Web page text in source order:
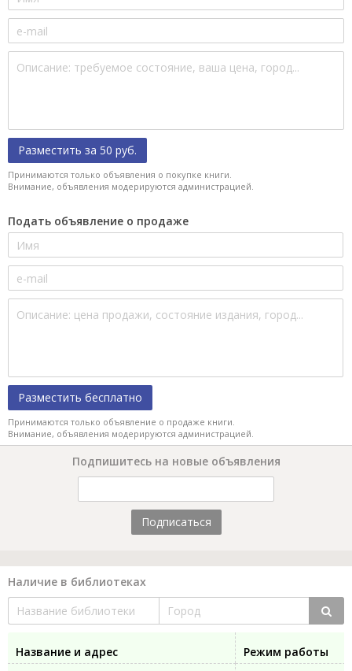
Разместить за 50 руб.
Принимаются только объявления о покупке книги.
Внимание, объявления модерируются администрацией.
Подать объявление о продаже
Разместить бесплатно
Принимаются только объявление о продаже книги.
Внимание, объявления модерируются администрацией.
Подпишитесь на новые объявления
Подписаться
Наличие в библиотеках
Название и адрес
Режим работы